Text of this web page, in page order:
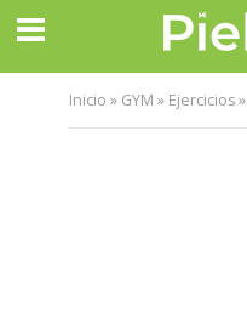
Inicio » GYM » Ejercicios»